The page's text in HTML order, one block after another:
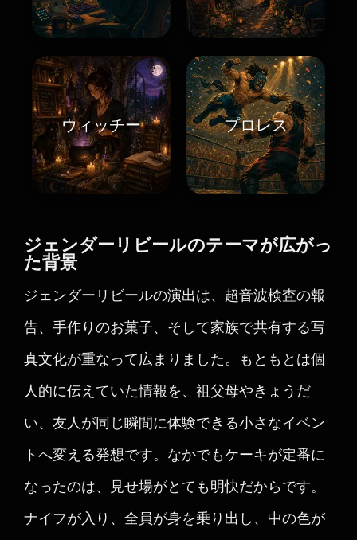
ウィッチー プロレス
ジェンダーリビールのテーマが広がっ
た背景
ジェンダーリビールの演出は、超音波検査の報
告、手作りのお菓子、そして家族で共有する写
真文化が重なって広まりました。もともとは個
人的に伝えていた情報を、祖父母やきょうだ
い、友人が同じ瞬間に体験できる小さなイベン
トへ変える発想です。なかでもケーキが定番に
なったのは、見せ場がとても明快だからです。
ナイフが入り、全員が身を乗り出し、中の色が